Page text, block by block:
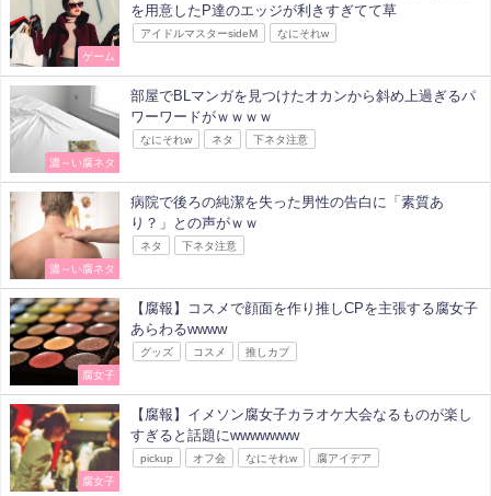
ゲーム
を用意したP達のエッジが利きすぎてて草
アイドルマスターsideM なにそれw
濃～い腐ネタ
部屋でBLマンガを見つけたオカンから斜め上過ぎるパ
ワーワードがｗｗｗｗ
なにそれw ネタ 下ネタ注意
濃～い腐ネタ
病院で後ろの純潔を失った男性の告白に「素質あ
り？」との声がｗｗ
ネタ 下ネタ注意
腐女子
【腐報】コスメで顔面を作り推しCPを主張する腐女子
あらわるwwww
グッズ コスメ 推しカプ
腐女子
【腐報】イメソン腐女子カラオケ大会なるものが楽し
すぎると話題にwwwwwww
pickup オフ会 なにそれw 腐アイデア